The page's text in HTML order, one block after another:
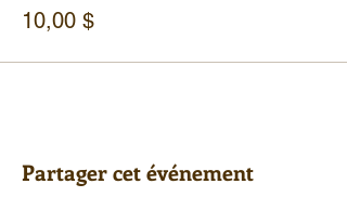
10,00 $
Partager cet événement